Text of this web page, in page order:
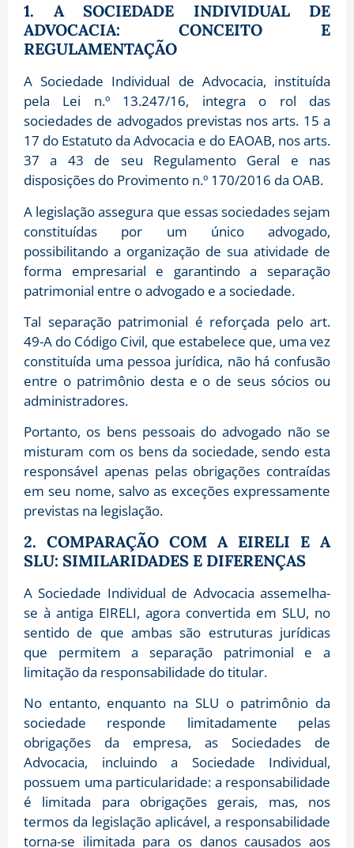
1. A SOCIEDADE INDIVIDUAL DE
ADVOCACIA: CONCEITO E
REGULAMENTAÇÃO
A Sociedade Individual de Advocacia, instituída
pela Lei n.º 13.247/16, integra o rol das
sociedades de advogados previstas nos arts. 15 a
17 do Estatuto da Advocacia e do EAOAB, nos arts.
37 a 43 de seu Regulamento Geral e nas
disposições do Provimento n.º 170/2016 da OAB.
A legislação assegura que essas sociedades sejam
constituídas por um único advogado,
possibilitando a organização de sua atividade de
forma empresarial e garantindo a separação
patrimonial entre o advogado e a sociedade.
Tal separação patrimonial é reforçada pelo art.
49-A do Código Civil, que estabelece que, uma vez
constituída uma pessoa jurídica, não há confusão
entre o patrimônio desta e o de seus sócios ou
administradores.
Portanto, os bens pessoais do advogado não se
misturam com os bens da sociedade, sendo esta
responsável apenas pelas obrigações contraídas
em seu nome, salvo as exceções expressamente
previstas na legislação.
2. COMPARAÇÃO COM A EIRELI E A
SLU: SIMILARIDADES E DIFERENÇAS
A Sociedade Individual de Advocacia assemelha-
se à antiga EIRELI, agora convertida em SLU, no
sentido de que ambas são estruturas jurídicas
que permitem a separação patrimonial e a
limitação da responsabilidade do titular.
No entanto, enquanto na SLU o patrimônio da
sociedade responde limitadamente pelas
obrigações da empresa, as Sociedades de
Advocacia, incluindo a Sociedade Individual,
possuem uma particularidade: a responsabilidade
é limitada para obrigações gerais, mas, nos
termos da legislação aplicável, a responsabilidade
torna-se ilimitada para os danos causados aos